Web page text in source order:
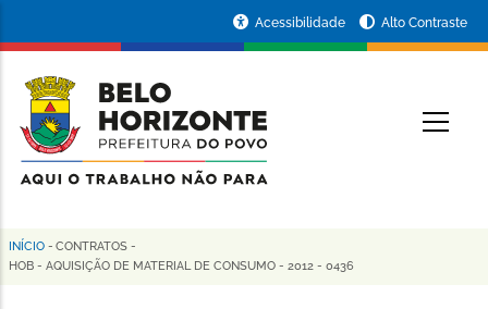
conteúdo
principal
da
Prefeitura
de
Horizonte
Acessibilidade Alto Contraste
Trilha
INÍCIO - CONTRATOS -
HOB - AQUISIÇÃO DE MATERIAL DE CONSUMO - 2012 - 0436